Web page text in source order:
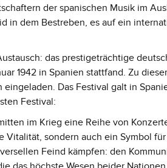
der spanischen Musik im
in dem Bestreben, es auf ein
das prestigeträchtige
1942 in Spanien stattfand. Zu
Das Festival galt in
Festival:
im Krieg eine Reihe von
sondern auch ein Symbol
Feind kämpfen: den